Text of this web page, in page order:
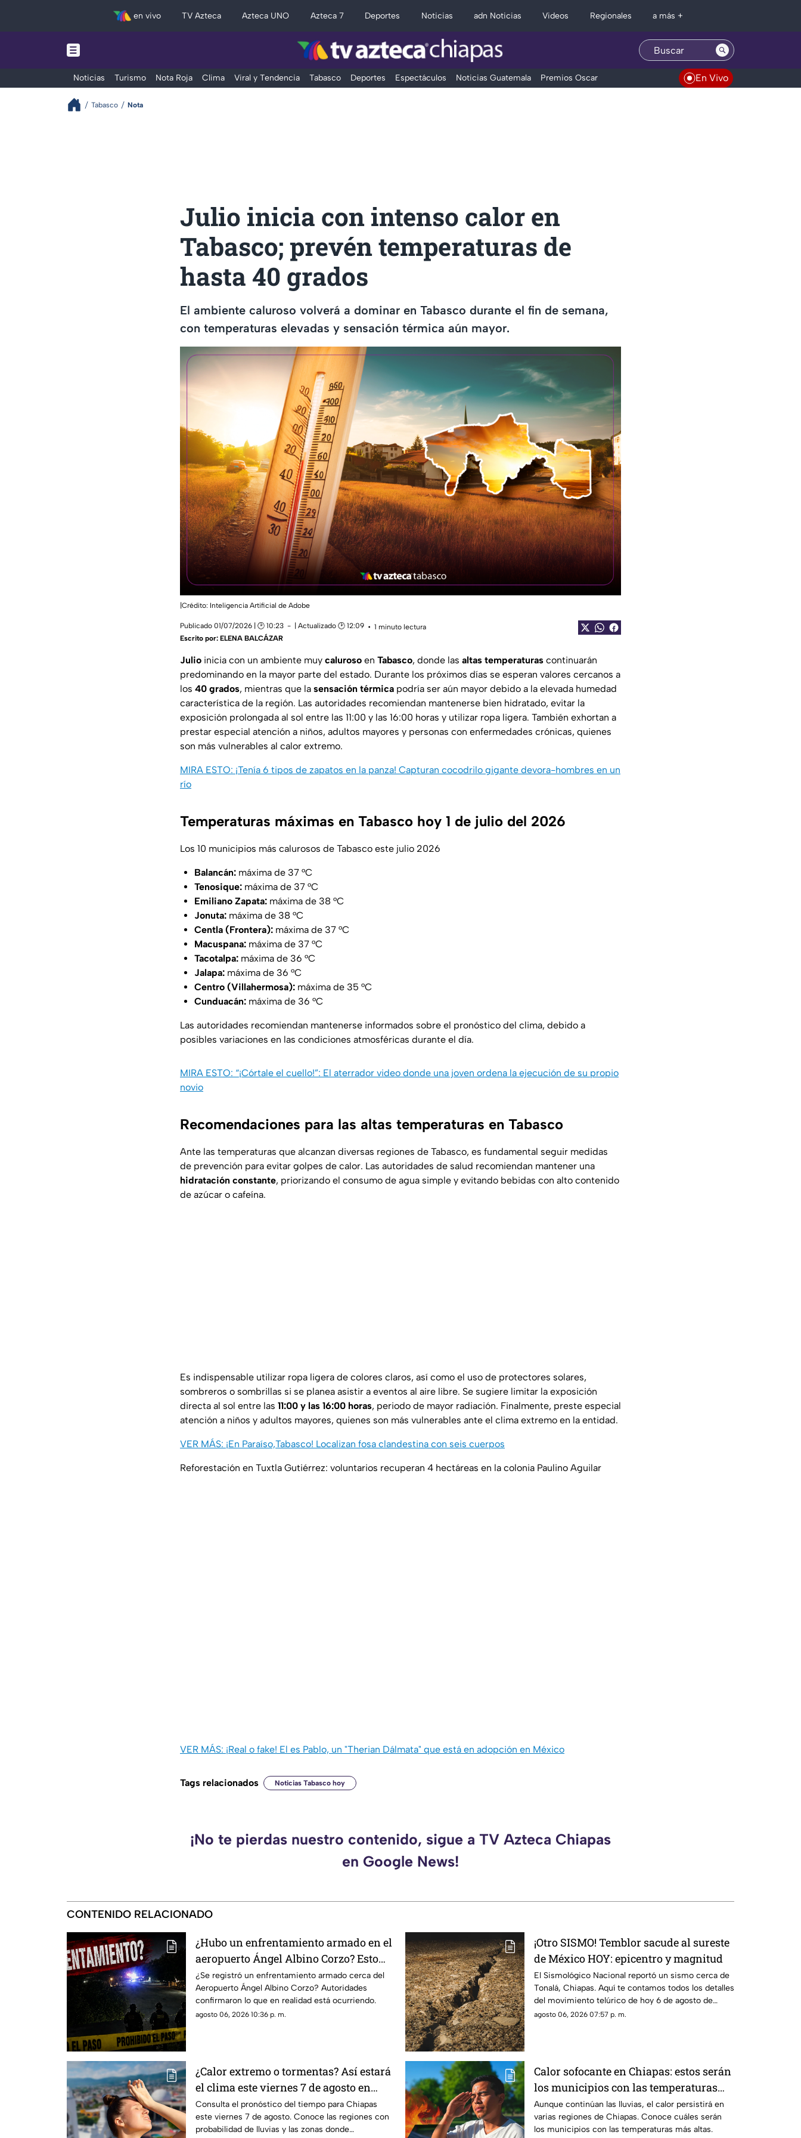
en vivo TV Azteca Azteca UNO Azteca 7 Deportes Noticias adn Noticias Videos Regionales a más +
Noticias Turismo Nota Roja Clima Viral y Tendencia Tabasco Deportes Espectáculos Noticias Guatemala Premios Oscar En Vivo
Tabasco Nota
Julio inicia con intenso calor en
Tabasco; prevén temperaturas de
hasta 40 grados
El ambiente caluroso volverá a dominar en Tabasco durante el fin de semana,
con temperaturas elevadas y sensación térmica aún mayor.
|Crédito: Inteligencia Artificial de Adobe
Publicado 01/07/2026 | 🕑 10:23 | Actualizado 🕑 12:09
1 minuto lectura
Escrito por: ELENA BALCÁZAR
Julio inicia con un ambiente muy caluroso en Tabasco, donde las altas temperaturas continuarán
predominando en la mayor parte del estado. Durante los próximos días se esperan valores cercanos a
los 40 grados, mientras que la sensación térmica podría ser aún mayor debido a la elevada humedad
característica de la región. Las autoridades recomiendan mantenerse bien hidratado, evitar la
exposición prolongada al sol entre las 11:00 y las 16:00 horas y utilizar ropa ligera. También exhortan a
prestar especial atención a niños, adultos mayores y personas con enfermedades crónicas, quienes
son más vulnerables al calor extremo.
MIRA ESTO: ¡Tenía 6 tipos de zapatos en la panza! Capturan cocodrilo gigante devora-hombres en un
río
Temperaturas máximas en Tabasco hoy 1 de julio del 2026
Los 10 municipios más calurosos de Tabasco este julio 2026
Balancán: máxima de 37 °C
Tenosique: máxima de 37 °C
Emiliano Zapata: máxima de 38 °C
Jonuta: máxima de 38 °C
Centla (Frontera): máxima de 37 °C
Macuspana: máxima de 37 °C
Tacotalpa: máxima de 36 °C
Jalapa: máxima de 36 °C
Centro (Villahermosa): máxima de 35 °C
Cunduacán: máxima de 36 °C
Las autoridades recomiendan mantenerse informados sobre el pronóstico del clima, debido a
posibles variaciones en las condiciones atmosféricas durante el día.
MIRA ESTO: “¡Córtale el cuello!”: El aterrador video donde una joven ordena la ejecución de su propio
novio
Recomendaciones para las altas temperaturas en Tabasco
Ante las temperaturas que alcanzan diversas regiones de Tabasco, es fundamental seguir medidas
de prevención para evitar golpes de calor. Las autoridades de salud recomiendan mantener una
hidratación constante, priorizando el consumo de agua simple y evitando bebidas con alto contenido
de azúcar o cafeína.
Es indispensable utilizar ropa ligera de colores claros, así como el uso de protectores solares,
sombreros o sombrillas si se planea asistir a eventos al aire libre. Se sugiere limitar la exposición
directa al sol entre las 11:00 y las 16:00 horas, periodo de mayor radiación. Finalmente, preste especial
atención a niños y adultos mayores, quienes son más vulnerables ante el clima extremo en la entidad.
VER MÁS: ¡En Paraíso,Tabasco! Localizan fosa clandestina con seis cuerpos
Reforestación en Tuxtla Gutiérrez: voluntarios recuperan 4 hectáreas en la colonia Paulino Aguilar
VER MÁS: ¡Real o fake! El es Pablo, un "Therian Dálmata" que está en adopción en México
Tags relacionados Noticias Tabasco hoy
¡No te pierdas nuestro contenido, sigue a TV Azteca Chiapas
en Google News!
CONTENIDO RELACIONADO
¿Hubo un enfrentamiento armado en el
aeropuerto Ángel Albino Corzo? Esto
dijeron las autoridades
¿Se registró un enfrentamiento armado cerca del
Aeropuerto Ángel Albino Corzo? Autoridades
confirmaron lo que en realidad está ocurriendo.
agosto 06, 2026 10:36 p. m.
¡Otro SISMO! Temblor sacude al sureste
de México HOY: epicentro y magnitud
El Sismológico Nacional reportó un sismo cerca de
Tonalá, Chiapas. Aquí te contamos todos los detalles
del movimiento telúrico de hoy 6 de agosto de
2026.
agosto 06, 2026 07:57 p. m.
¿Calor extremo o tormentas? Así estará
el clima este viernes 7 de agosto en
Chiapas
Consulta el pronóstico del tiempo para Chiapas
este viernes 7 de agosto. Conoce las regiones con
probabilidad de lluvias y las zonas donde
Calor sofocante en Chiapas: estos serán
los municipios con las temperaturas
más altas este viernes 7 de agosto
Aunque continúan las lluvias, el calor persistirá en
varias regiones de Chiapas. Conoce cuáles serán
los municipios con las temperaturas más altas.